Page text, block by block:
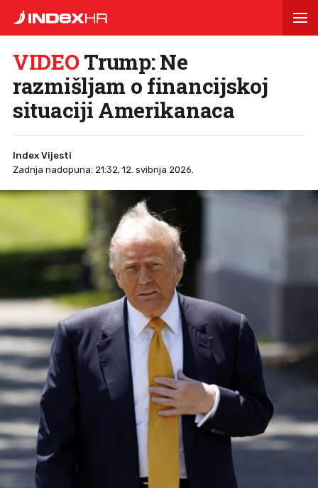
VIDEOTrump: Ne
razmišljam o financijskoj
situaciji Amerikanaca
Index Vijesti
Zadnja nadopuna: 21:32, 12. svibnja 2026.